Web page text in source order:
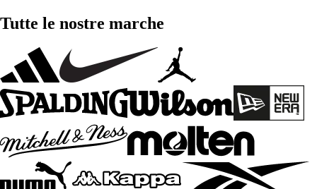
Tutte le nostre marche